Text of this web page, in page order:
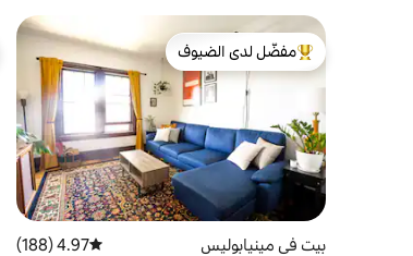
من أبرز البيوت المفضّلة لدى الضيوف
مفضّل لدى الضيوف
بيت في مينيابوليس متوسط التقييم 4.97 من 5، 188 مراجعات
4.97 (188)